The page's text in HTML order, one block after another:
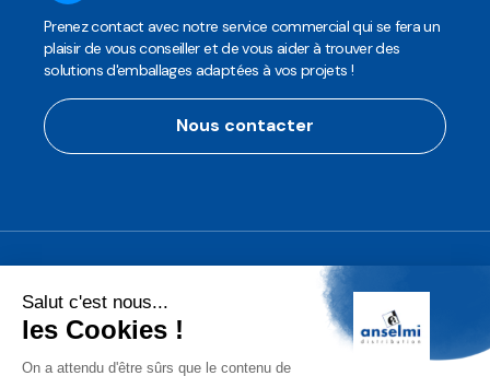
Prenez contact avec notre service commercial qui se fera un
plaisir de vous conseiller et de vous aider à trouver des
solutions d'emballages adaptées à vos projets !
Nous contacter
Anselmi Décoration
Découvrez notre assortiment de
décorations professionnelles pour les